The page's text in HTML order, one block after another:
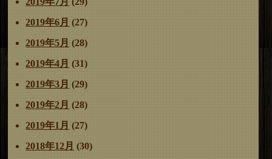
2019年6月 (27)
2019年5月 (28)
2019年4月 (31)
2019年3月 (29)
2019年2月 (28)
2019年1月 (27)
2018年12月 (30)